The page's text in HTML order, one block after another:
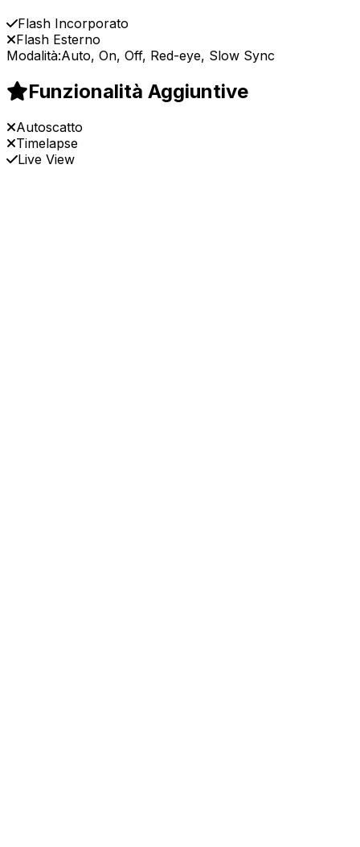
Flash Incorporato
Flash Esterno
Modalità:Auto, On, Off, Red-eye, Slow Sync
Funzionalità Aggiuntive
Autoscatto
Timelapse
Live View